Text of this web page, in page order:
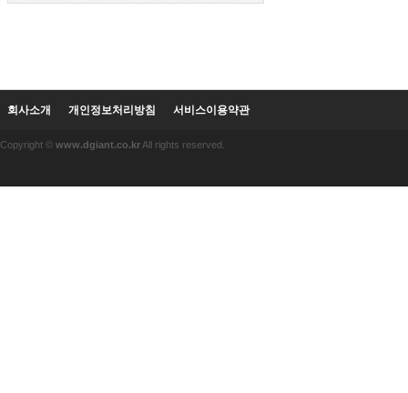
회사소개 개인정보처리방침 서비스이용약관
Copyright © www.dgiant.co.kr All rights reserved.